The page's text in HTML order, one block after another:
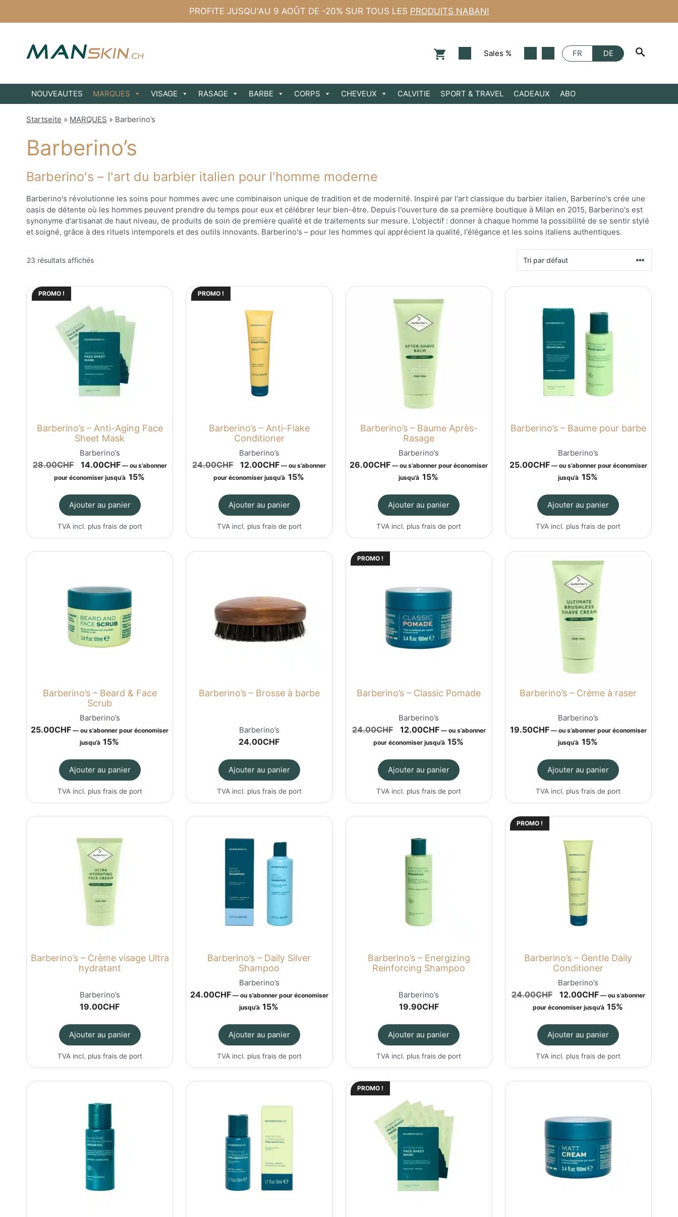
PROFITE JUSQU'AU 9 AOÛT DE -20% SUR TOUS LES PRODUITS NABAN!
Sales % FR DE
NOUVEAUTES MARQUES VISAGE RASAGE BARBE CORPS CHEVEUX CALVITIE SPORT & TRAVEL CADEAUX ABO
Startseite » MARQUES » Barberino’s
Barberino’s
Barberino's – l'art du barbier italien pour l'homme moderne
Barberino's révolutionne les soins pour hommes avec une combinaison unique de tradition et de modernité. Inspiré par l'art classique du barbier italien, Barberino's crée une
oasis de détente où les hommes peuvent prendre du temps pour eux et célébrer leur bien-être. Depuis l'ouverture de sa première boutique à Milan en 2015, Barberino's est
synonyme d'artisanat de haut niveau, de produits de soin de première qualité et de traitements sur mesure. L'objectif : donner à chaque homme la possibilité de se sentir stylé
et soigné, grâce à des rituels intemporels et des outils innovants. Barberino's – pour les hommes qui apprécient la qualité, l'élégance et les soins italiens authentiques.
23 résultats affichés
PROMO !
Barberino’s – Anti-Aging Face
Sheet Mask
Barberino’s
28.00CHF
Le
prix
était :
28.00CHF.
14.00CHFLe
prix
est :
14.00CHF.
—ou s’abonner
pour économiser jusqu’à 15%
Ajouter au panier
TVA incl. plus frais de port
PROMO !
Barberino’s – Anti-Flake
Conditioner
Barberino’s
24.00CHF
Le
prix
était :
24.00CHF.
12.00CHFLe
prix
est :
12.00CHF.
— ou s’abonner
pour économiser jusqu’à 15%
Ajouter au panier
TVA incl. plus frais de port
Barberino’s – Baume Après-
Rasage
Barberino’s
26.00CHF — ou s’abonner pour économiser
jusqu’à 15%
Ajouter au panier
TVA incl. plusfrais de port
Barberino’s – Baume pour barbe
Barberino’s
25.00CHF —ou s’abonner pour économiser
jusqu’à 15%
Ajouter au panier
TVA incl. plusfrais de port
Barberino’s – Beard & Face
Scrub
Barberino’s
25.00CHF — ou s’abonner pour économiser
jusqu’à 15%
Ajouter au panier
TVA incl. plus frais de port
Barberino’s – Brosse à barbe
Barberino’s
24.00CHF
Ajouter au panier
TVA incl. plus frais de port
PROMO !
Barberino’s – Classic Pomade
Barberino’s
24.00CHF
Le
prix
était :
24.00CHF.
12.00CHFLe
prix
est :
12.00CHF.
—ou s’abonner
pour économiser jusqu’à 15%
Ajouter au panier
TVA incl. plusfrais de port
Barberino’s – Crème à raser
Barberino’s
19.50CHF —ou s’abonner pour économiser
jusqu’à 15%
Ajouter au panier
TVA incl. plusfrais de port
Barberino’s – Crème visage Ultra
hydratant
Barberino’s
19.00CHF
Ajouter au panier
TVA incl. plus frais de port
Barberino’s – Daily Silver
Shampoo
Barberino’s
24.00CHF —ou s’abonner pour économiser
jusqu’à 15%
Ajouter au panier
TVA incl. plus frais de port
Barberino’s – Energizing
Reinforcing Shampoo
Barberino’s
19.90CHF
Ajouter au panier
TVA incl. plusfrais de port
PROMO !
Barberino’s – Gentle Daily
Conditioner
Barberino’s
24.00CHF
Le
prix
était :
24.00CHF.
12.00CHFLe
prix
est :
12.00CHF.
—ou s’abonner
pour économiser jusqu’à 15%
Ajouter au panier
TVA incl. plusfrais de port
PROMO !